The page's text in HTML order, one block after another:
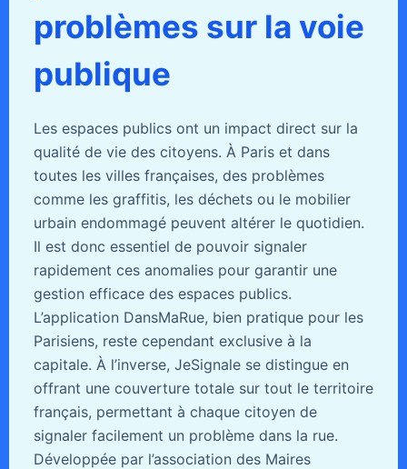
problèmes sur la voie
publique
Les espaces publics ont un impact direct sur la
qualité de vie des citoyens. À Paris et dans
toutes les villes françaises, des problèmes
comme les graffitis, les déchets ou le mobilier
urbain endommagé peuvent altérer le quotidien.
Il est donc essentiel de pouvoir signaler
rapidement ces anomalies pour garantir une
gestion efficace des espaces publics.
L’application DansMaRue, bien pratique pour les
Parisiens, reste cependant exclusive à la
capitale. À l’inverse, JeSignale se distingue en
offrant une couverture totale sur tout le territoire
français, permettant à chaque citoyen de
signaler facilement un problème dans la rue.
Développée par l’association des Maires